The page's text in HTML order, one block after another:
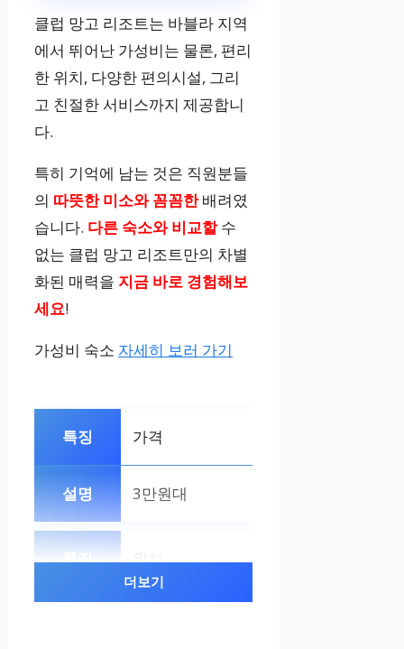
클럽 망고 리조트는 바블라 지역
에서 뛰어난 가성비는 물론, 편리
한 위치, 다양한 편의시설, 그리
고 친절한 서비스까지 제공합니
다.
특히 기억에 남는 것은 직원분들
의 따뜻한 미소와 꼼꼼한배려였
습니다. 다른 숙소와 비교할수
없는 클럽 망고 리조트만의 차별
화된 매력을 지금 바로 경험해보
세요!
가성비 숙소 자세히 보러 가기
가격
3만원대
위치
더보기